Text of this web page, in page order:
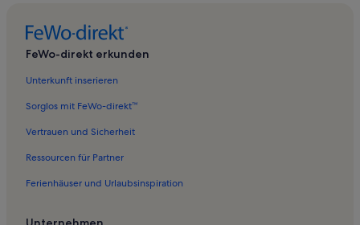
Ferienwohnungen in Peterskirche
Ferienwohnungen in Isartor
Ferienwohnungen in Viktualienmarkt
Ferienwohnungen in Bayerische Staatsoper
FeWo-direkt erkunden
Unterkunft inserieren
Sorglos mit FeWo-direkt™
Vertrauen und Sicherheit
Ressourcen für Partner
Ferienhäuser und Urlaubsinspiration